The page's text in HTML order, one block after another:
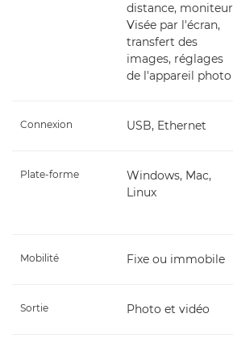
distance, moniteur
Visée par l'écran,
transfert des
images, réglages
de l'appareil photo
Connexion USB, Ethernet
Plate-forme
Windows, Mac,
Linux
Mobilité Fixe ou immobile
Sortie Photo et vidéo